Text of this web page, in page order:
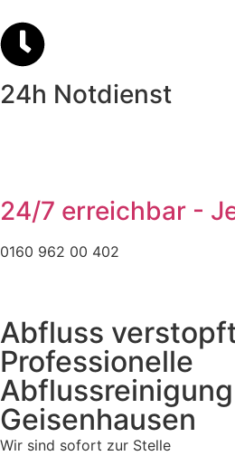
24h Notdienst
24/7 erreichbar -
0160 962 00 402
Abfluss
Professionelle
Geisenhausen
Wir sind sofort zur Stelle